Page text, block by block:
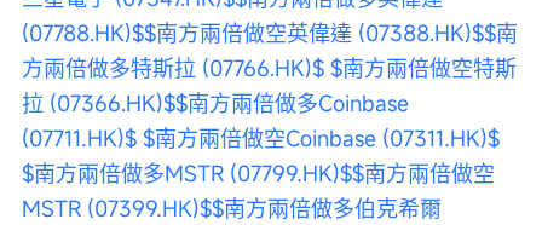
(07788.HK)$$南方兩倍做空英偉達 (07388.HK)$$南
方兩倍做多特斯拉 (07766.HK)$ $南方兩倍做空特斯
拉 (07366.HK)$$南方兩倍做多Coinbase
(07711.HK)$ $南方兩倍做空Coinbase (07311.HK)$
$南方兩倍做多MSTR (07799.HK)$$南方兩倍做空
MSTR (07399.HK)$$南方兩倍做多伯克希爾